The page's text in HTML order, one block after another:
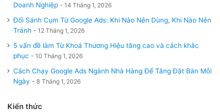
Doanh Nghiệp
14 Tháng 1, 2026
Đối Sánh Cụm Từ Google Ads: Khi Nào Nên Dùng, Khi Nào Nên
Tránh
12 Tháng 1, 2026
5 vấn đề làm Từ Khoá Thương Hiệu tăng cao và cách khắc
phục
10 Tháng 1, 2026
Cách Chạy Google Ads Ngành Nhà Hàng Để Tăng Đặt Bàn Mỗi
Ngày
8 Tháng 1, 2026
Kiến thức